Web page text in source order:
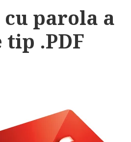
parola a
.PDF